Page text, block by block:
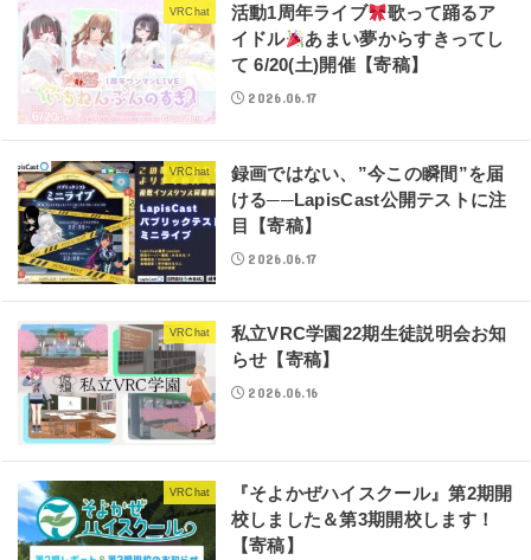
VRChat 活動1周年ライブ
歌って踊るア
イドル
あまい夢からすきってし
て 6/20(土)開催【寄稿】
2026.06.17
VRChat
録画ではない、”今この瞬間”を届
ける──LapisCast公開テストに注
目【寄稿】
2026.06.17
VRChat
私立VRC学園22期生徒説明会お知
らせ【寄稿】
2026.06.16
VRChat
『そよかぜハイスクール』第2期開
校しました＆第3期開校します！
【寄稿】